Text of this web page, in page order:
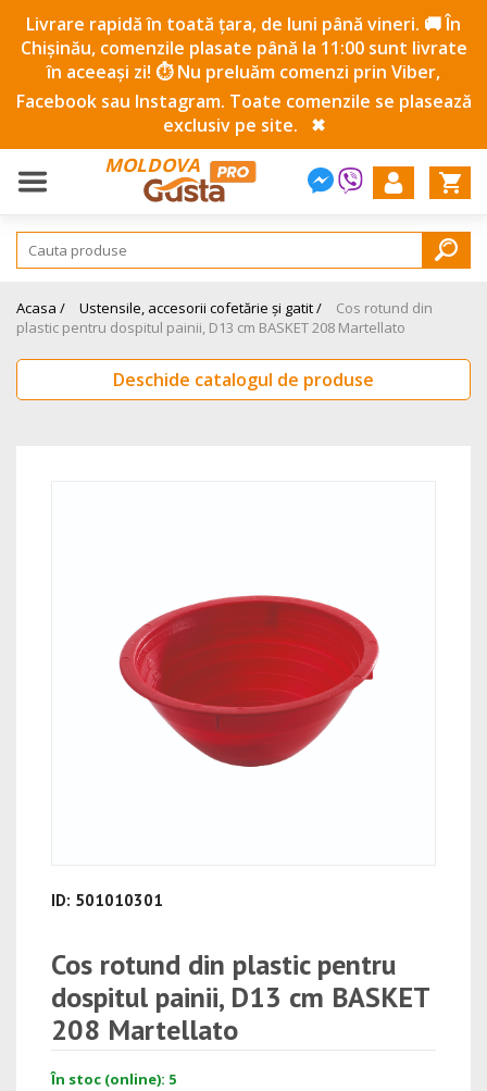
Livrare rapidă în toată țara, de luni până vineri. 🚚 În
Chișinău, comenzile plasate până la 11:00 sunt livrate
în aceeași zi! ⏱️ Nu preluăm comenzi prin Viber,
Facebook sau Instagram. Toate comenzile se plasează
exclusiv pe site.
✖
MOLDOVA
Acasa / Ustensile, accesorii cofetărie și gatit /
Cos rotund din
plastic pentru dospitul painii, D13 cm BASKET 208 Martellato
Deschide catalogul de produse
ID: 501010301
Cos rotund din plastic pentru
dospitul painii, D13 cm BASKET
208 Martellato
În stoc (online): 5